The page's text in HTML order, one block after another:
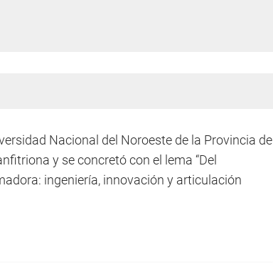
Nacional del Noroeste de la Provincia de
y se concretó con el lema “Del
ingeniería, innovación y articulación